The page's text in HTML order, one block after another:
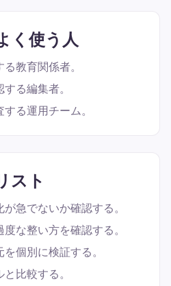
く使う人
教育関係者。
る編集者。
る運用チーム。
スト
急でないか確認する。
な整い方を確認する。
個別に検証する。
比較する。